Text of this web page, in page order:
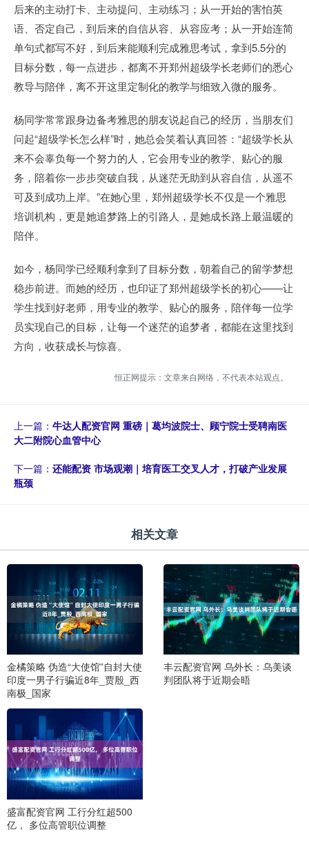
后来的主动打卡、主动提问、主动练习；从一开始的害怕英
语、否定自己，到后来的自信从容、从容应考；从一开始连简
单句式都写不好，到后来能顺利完成雅思考试，拿到5.5分的
目标分数，每一点进步，都离不开郑州超级学长老师们的悉心
教导与陪伴，离不开这里定制化的教学与细致入微的服务。
杨同学常常跟身边备考雅思的朋友说起自己的经历，当朋友们
问起“超级学长怎么样”时，她总会笑着认真回答：“超级学长从
来不会辜负每一个努力的人，它会用专业的教学、贴心的服
务，陪着你一步步突破自我，从迷茫无助到从容自信，从遥不
可及到成功上岸。”在她心里，郑州超级学长不仅是一个雅思
培训机构，更是她追梦路上的引路人，是她成长路上最温暖的
陪伴。
如今，杨同学已经顺利拿到了目标分数，朝着自己的留学梦想
稳步前进。而她的经历，也印证了郑州超级学长的初心——让
学生找到好老师，用专业的教学、贴心的服务，陪伴每一位学
员实现自己的目标，让每一个迷茫的追梦者，都能在这里找到
方向，收获成长与惊喜。
恒正网提示：文章来自网络，不代表本站观点。
上一篇： 牛达人配资官网 重磅｜葛均波院士、顾宁院士受聘南医
大二附院心血管中心
下一篇： 还能配资 市场观潮｜培育医工交叉人才，打破产业发展
瓶颈
相关文章
金橘策略 伪造“大使馆”自封大使
印度一男子行骗近8年_贾殷_西
南极_国家
丰云配资官网 乌外长：乌美谈
判团队将于近期会晤
盛富配资官网 工行分红超500
亿， 多位高管职位调整